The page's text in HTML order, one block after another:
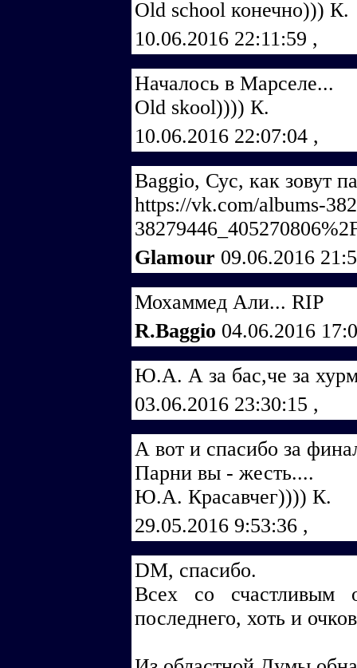
Old school конечно))) К.
10.06.2016 22:11:59 ,
Началось в Марселе...
Old skool)))) К.
10.06.2016 22:07:04 ,
Baggio, Сус, как зовут
https://vk.com/albums-
Glamour 09.06.2016
Мохаммед Али... RIP
R.Baggio 04.06.2016
Ю.А. А за бас,че за
03.06.2016 23:30:15 ,
А вот и спасибо за
Парни вы - жесть....
Ю.А. Красавчег)))) К.
29.05.2016 9:53:36 ,
DM, спасибо.
Всех со счастливым
последнего, хоть и